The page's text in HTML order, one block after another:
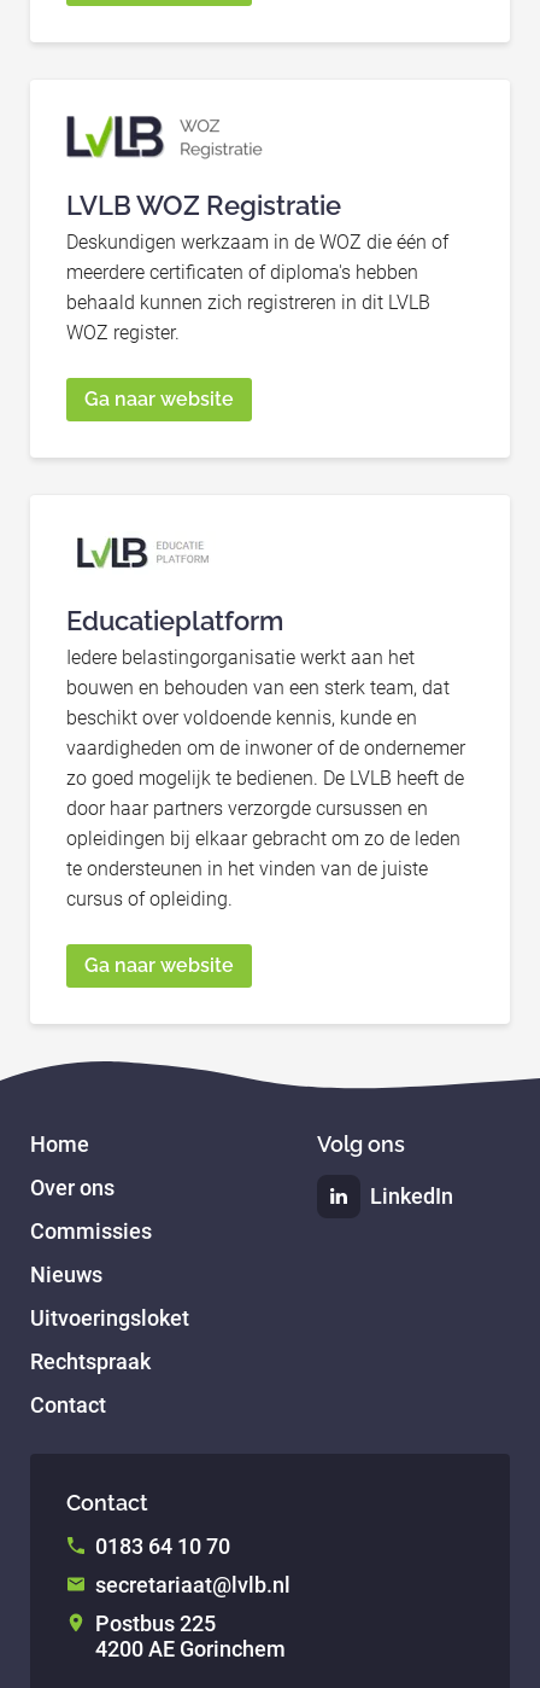
LVLB WOZ Registratie
Deskundigen werkzaam in de WOZ die één of
meerdere certificaten of diploma's hebben
behaald kunnen zich registreren in dit LVLB
WOZ register.
Ga naar website
Educatieplatform
Iedere belastingorganisatie werkt aan het
bouwen en behouden van een sterk team, dat
beschikt over voldoende kennis, kunde en
vaardigheden om de inwoner of de ondernemer
zo goed mogelijk te bedienen. De LVLB heeft de
door haar partners verzorgde cursussen en
opleidingen bij elkaar gebracht om zo de leden
te ondersteunen in het vinden van de juiste
cursus of opleiding.
Ga naar website
Home
Over ons
Commissies
Nieuws
Uitvoeringsloket
Rechtspraak
Contact
Volg ons
LinkedIn
Contact
0183 64 10 70
secretariaat@lvlb.nl
Postbus 225
4200 AE Gorinchem